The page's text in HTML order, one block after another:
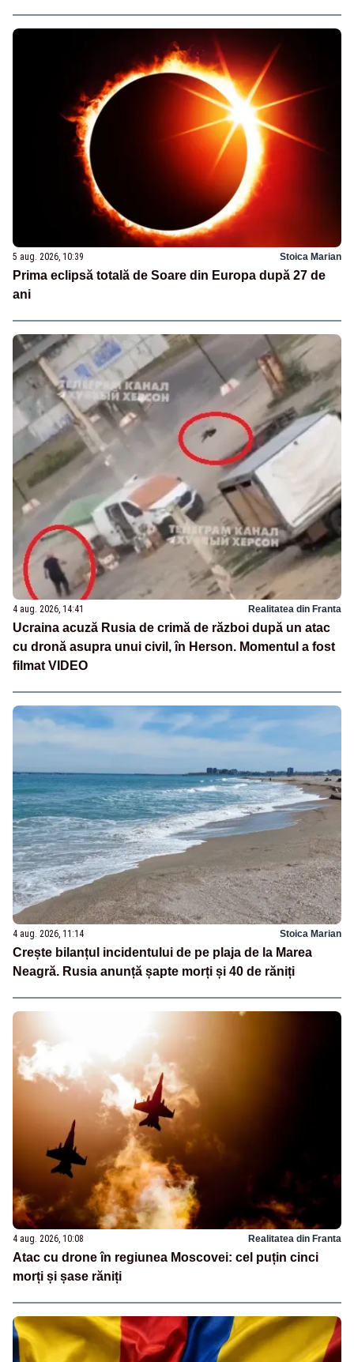
5 aug. 2026, 10:39 Stoica Marian
Prima eclipsă totală de Soare din Europa după 27 de
ani
4 aug. 2026, 14:41 Realitatea din Franta
Ucraina acuză Rusia de crimă de război după un atac
cu dronă asupra unui civil, în Herson. Momentul a fost
filmat VIDEO
4 aug. 2026, 11:14 Stoica Marian
Crește bilanțul incidentului de pe plaja de la Marea
Neagră. Rusia anunță șapte morți și 40 de răniți
4 aug. 2026, 10:08 Realitatea din Franta
Atac cu drone în regiunea Moscovei: cel puțin cinci
morți și șase răniți